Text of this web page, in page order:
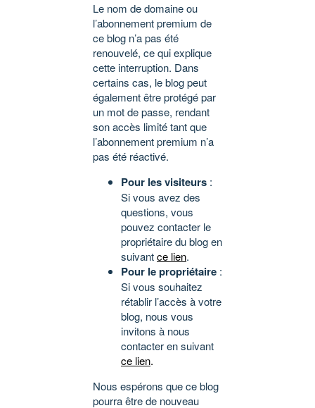
Le nom de domaine ou
l’abonnement premium de
ce blog n’a pas été
renouvelé, ce qui explique
cette interruption. Dans
certains cas, le blog peut
également être protégé par
un mot de passe, rendant
son accès limité tant que
l’abonnement premium n’a
pas été réactivé.
Pour les visiteurs :
Si vous avez des
questions, vous
pouvez contacter le
propriétaire du blog en
suivantce lien.
Pour le propriétaire :
Si vous souhaitez
rétablir l’accès à votre
blog, nous vous
invitons à nous
contacter en suivant
ce lien.
Nous espérons que ce blog
pourra être de nouveau